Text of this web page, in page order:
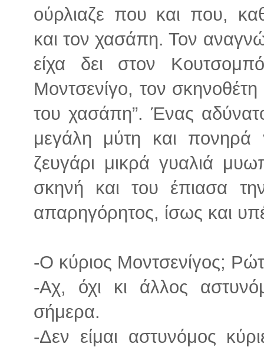
ούρλιαζε που και που,
και τον χασάπη. Τον
είχα δει στον
Μοντσενίγο, τον
του χασάπη”. Ένας
μεγάλη μύτη και πονηρά
ζευγάρι μικρά γυαλιά
σκηνή και του έπιασα
απαρηγόρητος, ίσως και
-Ο κύριος Μοντσενίγος;
-Αχ, όχι κι άλλος
σήμερα.
-Δεν είμαι αστυνόμος